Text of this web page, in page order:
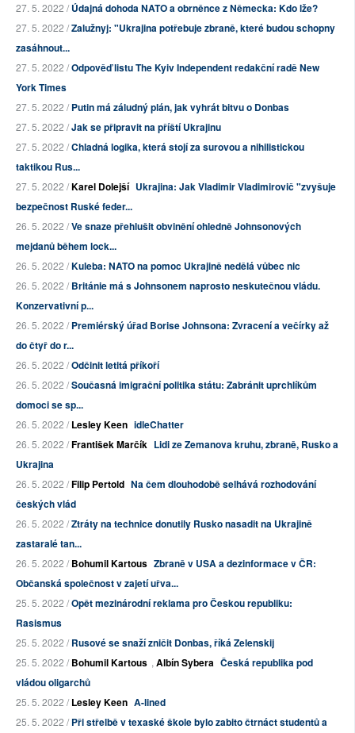
27. 5. 2022 /Údajná dohoda NATO a obrněnce z Německa: Kdo lže?
27. 5. 2022 /Zalužnyj: "Ukrajina potřebuje zbraně, které budou schopny
zasáhnout...
27. 5. 2022 /Odpověď listu The Kyiv Independent redakční radě New
York Times
27. 5. 2022 /Putin má záludný plán, jak vyhrát bitvu o Donbas
27. 5. 2022 /Jak se připravit na příští Ukrajinu
27. 5. 2022 /Chladná logika, která stojí za surovou a nihilistickou
taktikou Rus...
27. 5. 2022 /Karel Dolejší Ukrajina: Jak Vladimir Vladimirovič "zvyšuje
bezpečnost Ruské feder...
26. 5. 2022 /Ve snaze přehlušit obvinění ohledně Johnsonových
mejdanů během lock...
26. 5. 2022 /Kuleba: NATO na pomoc Ukrajině nedělá vůbec nic
26. 5. 2022 /Británie má s Johnsonem naprosto neskutečnou vládu.
Konzervativní p...
26. 5. 2022 /Premiérský úřad Borise Johnsona: Zvracení a večírky až
do čtyř do r...
26. 5. 2022 /Odčinit letitá příkoří
26. 5. 2022 /Současná imigrační politika státu: Zabránit uprchlíkům
domoci se sp...
26. 5. 2022 /Lesley Keen idleChatter
26. 5. 2022 /František Marčík Lidi ze Zemanova kruhu, zbraně, Rusko a
Ukrajina
26. 5. 2022 /Filip Pertold Na čem dlouhodobě selhává rozhodování
českých vlád
26. 5. 2022 /Ztráty na technice donutily Rusko nasadit na Ukrajině
zastaralé tan...
26. 5. 2022 /Bohumil Kartous Zbraně v USA a dezinformace v ČR:
Občanská společnost v zajetí uřva...
25. 5. 2022 /Opět mezinárodní reklama pro Českou republiku:
Rasismus
25. 5. 2022 /Rusové se snaží zničit Donbas, říká Zelenskij
25. 5. 2022 /Bohumil Kartous , Albín Sybera Česká republika pod
vládou oligarchů
25. 5. 2022 /Lesley Keen A-lined
25. 5. 2022 /Při střelbě v texaské škole bylo zabito čtrnáct studentů a